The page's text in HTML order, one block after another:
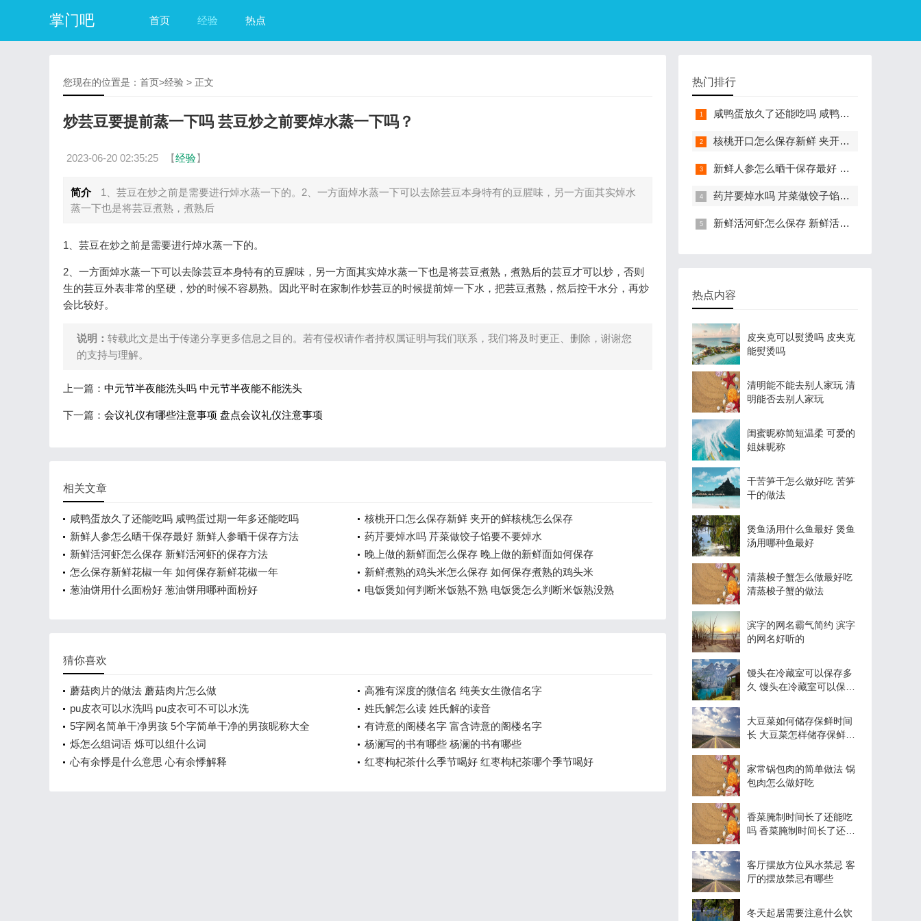
掌门吧 首页 经验 热点
您现在的位置是： 首页>经验 > 正文
炒芸豆要提前蒸一下吗 芸豆炒之前要焯水蒸一下吗？
2023-06-20 02:35:25 【经验】
简介
1、芸豆在炒之前是需要进行焯水蒸一下的。2、一方面焯水蒸一下可以去除芸豆本身特有的豆腥味，另一方面其实焯水
蒸一下也是将芸豆煮熟，煮熟后
1、芸豆在炒之前是需要进行焯水蒸一下的。
2、一方面焯水蒸一下可以去除芸豆本身特有的豆腥味，另一方面其实焯水蒸一下也是将芸豆煮熟，煮熟后的芸豆才可以炒，否则
生的芸豆外表非常的坚硬，炒的时候不容易熟。因此平时在家制作炒芸豆的时候提前焯一下水，把芸豆煮熟，然后控干水分，再炒
会比较好。
说明： 转载此文是出于传递分享更多信息之目的。若有侵权请作者持权属证明与我们联系，我们将及时更正、删除，谢谢您
的支持与理解。
上一篇： 中元节半夜能洗头吗 中元节半夜能不能洗头
下一篇： 会议礼仪有哪些注意事项 盘点会议礼仪注意事项
相关文章
咸鸭蛋放久了还能吃吗 咸鸭蛋过期一年多还能吃吗
核桃开口怎么保存新鲜 夹开的鲜核桃怎么保存
新鲜人参怎么晒干保存最好 新鲜人参晒干保存方法
药芹要焯水吗 芹菜做饺子馅要不要焯水
新鲜活河虾怎么保存 新鲜活河虾的保存方法
晚上做的新鲜面怎么保存 晚上做的新鲜面如何保存
怎么保存新鲜花椒一年 如何保存新鲜花椒一年
新鲜煮熟的鸡头米怎么保存 如何保存煮熟的鸡头米
葱油饼用什么面粉好 葱油饼用哪种面粉好
电饭煲如何判断米饭熟不熟 电饭煲怎么判断米饭熟没熟
猜你喜欢
蘑菇肉片的做法 蘑菇肉片怎么做
高雅有深度的微信名 纯美女生微信名字
pu皮衣可以水洗吗 pu皮衣可不可以水洗
姓氏解怎么读 姓氏解的读音
5字网名简单干净男孩 5个字简单干净的男孩昵称大全
有诗意的阁楼名字 富含诗意的阁楼名字
烁怎么组词语 烁可以组什么词
杨澜写的书有哪些 杨澜的书有哪些
心有余悸是什么意思 心有余悸解释
红枣枸杞茶什么季节喝好 红枣枸杞茶哪个季节喝好
热门排行
咸鸭蛋放久了还能吃吗 咸鸭蛋过期一年多还能吃吗
核桃开口怎么保存新鲜 夹开的鲜核桃怎么保存
新鲜人参怎么晒干保存最好 新鲜人参晒干保存方法
药芹要焯水吗 芹菜做饺子馅要不要焯水
新鲜活河虾怎么保存 新鲜活河虾的保存方法
热点内容
皮夹克可以熨烫吗 皮夹克
能熨烫吗
清明能不能去别人家玩 清
明能否去别人家玩
闺蜜昵称简短温柔 可爱的
姐妹昵称
干苦笋干怎么做好吃 苦笋
干的做法
煲鱼汤用什么鱼最好 煲鱼
汤用哪种鱼最好
清蒸梭子蟹怎么做最好吃
清蒸梭子蟹的做法
滨字的网名霸气简约 滨字
的网名好听的
馒头在冷藏室可以保存多
久 馒头在冷藏室可以保存
大豆菜如何储存保鲜时间
长 大豆菜怎样储存保鲜时
家常锅包肉的简单做法 锅
包肉怎么做好吃
香菜腌制时间长了还能吃
吗 香菜腌制时间长了还可
客厅摆放方位风水禁忌 客
厅的摆放禁忌有哪些
冬天起居需要注意什么饮